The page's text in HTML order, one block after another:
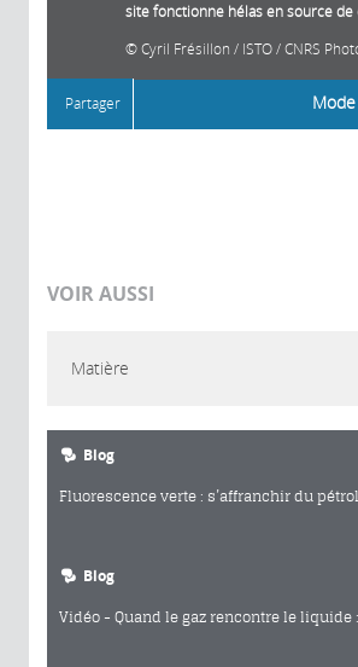
site fonctionne hélas en source de
Cyril Frésillon / ISTO / CNRS
Partager
VOIR AUSSI
Matière
Blog
Fluorescence verte : s’affranchir du
Blog
Vidéo - Quand le gaz rencontre le liquide